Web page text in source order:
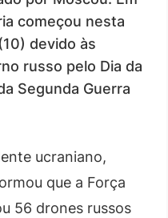
começou nesta
devido às
russo pelo Dia da
Segunda Guerra
ucraniano,
que a Força
56 drones russos